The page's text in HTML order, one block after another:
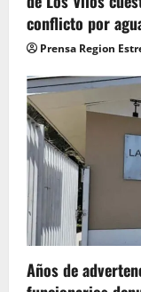
conflicto por
Prensa Region
Años de